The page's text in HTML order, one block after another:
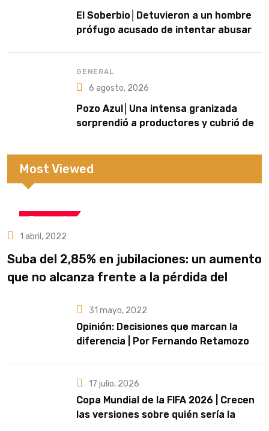
El Soberbio│Detuvieron a un hombre
prófugo acusado de intentar abusar
GENERAL
6 agosto, 2026
Pozo Azul│Una intensa granizada
sorprendió a productores y cubrió de
Most Viewed
Economía
1 abril, 2022
Suba del 2,85% en jubilaciones: un aumento
que no alcanza frente a la pérdida del
31 mayo, 2022
Opinión: Decisiones que marcan la
diferencia | Por Fernando Retamozo
17 julio, 2026
Copa Mundial de la FIFA 2026 | Crecen
las versiones sobre quién sería la